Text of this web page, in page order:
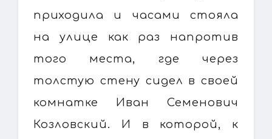
приходила и часами стояла
на улице как раз напротив
того места, где через
толстую стену сидел в своей
комнатке Иван Семенович
Козловский. И в которой, к